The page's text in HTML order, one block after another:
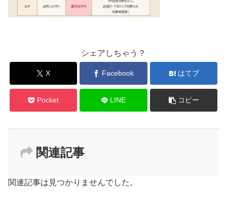
シェアしちゃう？
X Facebook はてブ
Pocket LINE コピー
関連記事
関連記事は見つかりませんでした。